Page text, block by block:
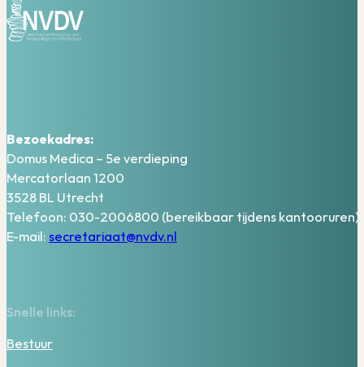
Bezoekadres:
Domus Medica – 5e verdieping
Mercatorlaan 1200
3528 BL Utrecht
Telefoon: 030-2006800 (bereikbaar tijdens kantooruren)
E-mail: secretariaat@nvdv.nl
Snelle links:
Bestuur